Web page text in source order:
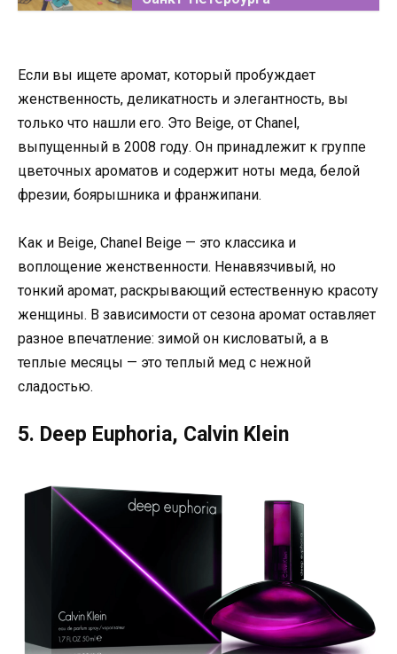
Если вы ищете аромат, который пробуждает
женственность, деликатность и элегантность, вы
только что нашли его. Это Beige, от Chanel,
выпущенный в 2008 году. Он принадлежит к группе
цветочных ароматов и содержит ноты меда, белой
фрезии, боярышника и франжипани.
Как и Beige, Chanel Beige — это классика и
воплощение женственности. Ненавязчивый, но
тонкий аромат, раскрывающий естественную красоту
женщины. В зависимости от сезона аромат оставляет
разное впечатление: зимой он кисловатый, а в
теплые месяцы — это теплый мед с нежной
сладостью.
5. Deep Euphoria, Calvin Klein